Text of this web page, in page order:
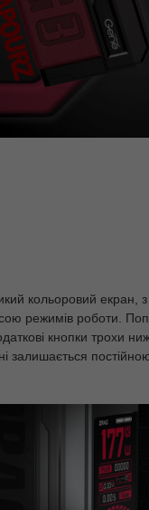
кольоровий екран,
режимів роботи.
кнопки трохи
залишається